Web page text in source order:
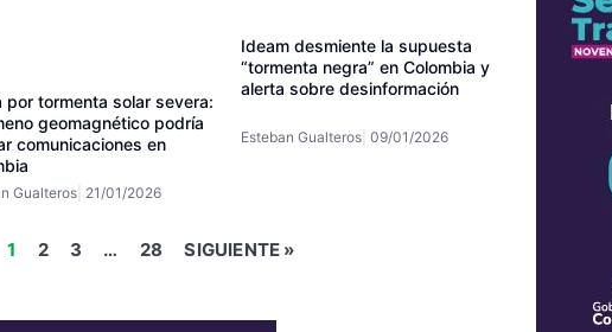
por tormenta solar severa:
geomagnético podría
comunicaciones en
Gualteros 21/01/2026
Ideam desmiente la supuesta
“tormenta negra” en Colombia y
alerta sobre desinformación
Esteban Gualteros 09/01/2026
1 2 3 … 28 SIGUIENTE »